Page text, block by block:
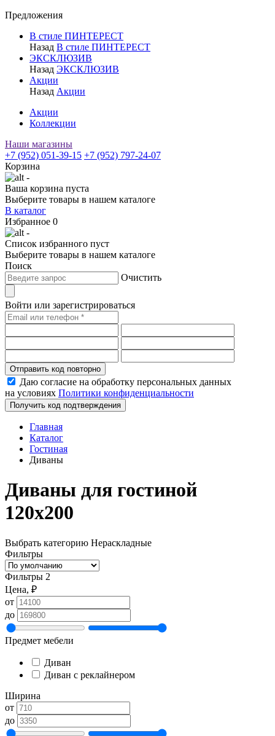
Предложения
В стиле ПИНТЕРЕСТ
Назад В стиле ПИНТЕРЕСТ
ЭКСКЛЮЗИВ
Назад ЭКСКЛЮЗИВ
Акции
Назад Акции
Акции
Коллекции
Наши магазины
+7 (952) 051-39-15 +7 (952) 797-24-07
Корзина
-
Ваша корзина пуста
Выберите товары в нашем каталоге
В каталог
Избранное 0
-
Список избранного пуст
Выберите товары в нашем каталоге
Поиск
Очистить
Войти или зарегистрироваться
Отправить код повторно
Даю согласие на обработку персональных данных
на условиях Политики конфиденциальности
Получить код подтверждения
Главная
Каталог
Гостиная
Диваны
Диваны для гостиной
120х200
Выбрать категорию Нераскладные
Фильтры
Фильтры 2
Цена, ₽
от
до
Предмет мебели
Диван
Диван с реклайнером
Ширина
от
до